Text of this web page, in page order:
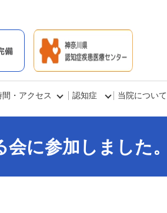
・アクセス 認知症 当院について
に参加しました。